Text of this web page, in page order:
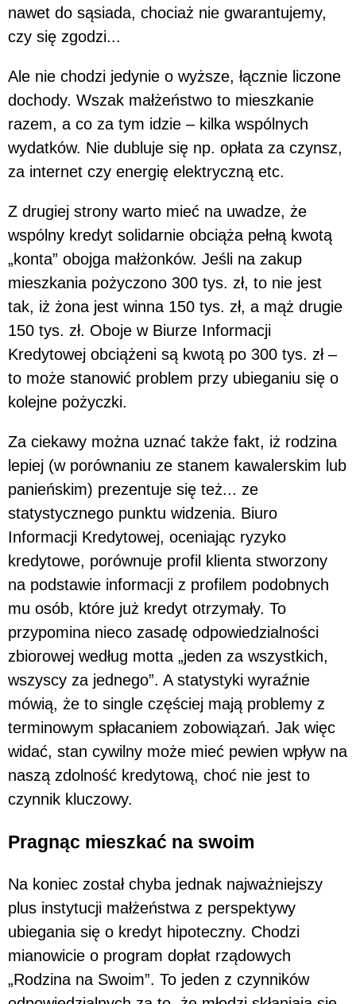
nawet do sąsiada, chociaż nie gwarantujemy,
czy się zgodzi...
Ale nie chodzi jedynie o wyższe, łącznie liczone
dochody. Wszak małżeństwo to mieszkanie
razem, a co za tym idzie – kilka wspólnych
wydatków. Nie dubluje się np. opłata za czynsz,
za internet czy energię elektryczną etc.
Z drugiej strony warto mieć na uwadze, że
wspólny kredyt solidarnie obciąża pełną kwotą
„konta” obojga małżonków. Jeśli na zakup
mieszkania pożyczono 300 tys. zł, to nie jest
tak, iż żona jest winna 150 tys. zł, a mąż drugie
150 tys. zł. Oboje w Biurze Informacji
Kredytowej obciążeni są kwotą po 300 tys. zł –
to może stanowić problem przy ubieganiu się o
kolejne pożyczki.
Za ciekawy można uznać także fakt, iż rodzina
lepiej (w porównaniu ze stanem kawalerskim lub
panieńskim) prezentuje się też... ze
statystycznego punktu widzenia. Biuro
Informacji Kredytowej, oceniając ryzyko
kredytowe, porównuje profil klienta stworzony
na podstawie informacji z profilem podobnych
mu osób, które już kredyt otrzymały. To
przypomina nieco zasadę odpowiedzialności
zbiorowej według motta „jeden za wszystkich,
wszyscy za jednego”. A statystyki wyraźnie
mówią, że to single częściej mają problemy z
terminowym spłacaniem zobowiązań. Jak więc
widać, stan cywilny może mieć pewien wpływ na
naszą zdolność kredytową, choć nie jest to
czynnik kluczowy.
Pragnąc mieszkać na swoim
Na koniec został chyba jednak najważniejszy
plus instytucji małżeństwa z perspektywy
ubiegania się o kredyt hipoteczny. Chodzi
mianowicie o program dopłat rządowych
„Rodzina na Swoim”. To jeden z czynników